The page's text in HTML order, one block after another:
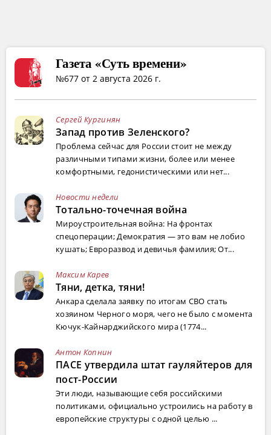
Газета «Суть времени»
№677 от 2 августа 2026 г.
Сергей Кургинян
Запад против Зеленского?
Проблема сейчас для России стоит не между
различными типами жизни, более или менее
комфортными, гедонистическими или нет...
Новости недели
Тотально-точечная война
Мироустроительная война: На фронтах
спецоперации; Демократия — это вам не лобио
кушать; Евроразвод и девичья фамилия; От...
Максим Карев
Тяни, детка, тяни!
Анкара сделала заявку по итогам СВО стать
хозяином Черного моря, чего не было с момента
Кючук-Кайнарджийского мира (1774...
Антон Копнин
ПАСЕ утвердила штат гауляйтеров для
пост-России
Эти люди, называющие себя российскими
политиками, официально устроились на работу в
европейские структуры с одной целью ...